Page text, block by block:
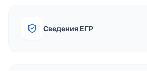
Сведения ЕГР